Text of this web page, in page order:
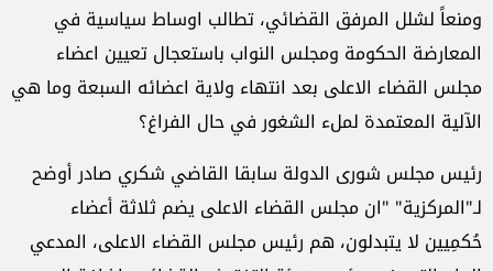
ومنعاً لشلل المرفق القضائي، تطالب اوساط سياسية في
المعارضة الحكومة ومجلس النواب باستعجال تعيين اعضاء
مجلس القضاء الاعلى بعد انتهاء ولاية اعضائه السبعة وما هي
الآلية المعتمدة لملء الشغور في حال الفراغ؟
رئيس مجلس شورى الدولة سابقا القاضي شكري صادر أوضح
لـ"المركزية" "ان مجلس القضاء الاعلى يضم ثلاثة أعضاء
حُكمِيين لا يتبدلون، هم رئيس مجلس القضاء الاعلى، المدعي